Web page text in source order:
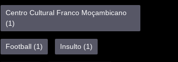
Centro Cultural Franco Moçambicano
(1)
Football (1) Insulto (1)